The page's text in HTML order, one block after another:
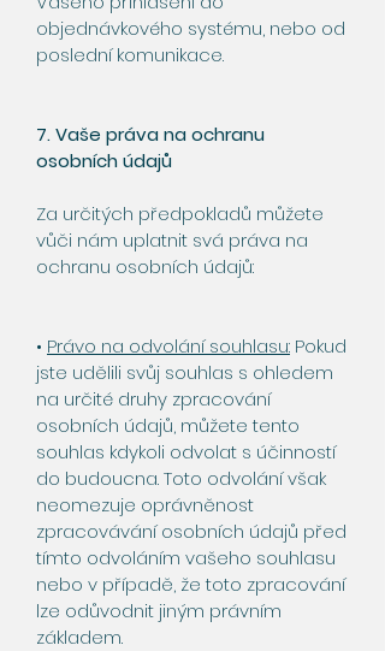
objednávkového systému, nebo od
poslední komunikace.
7. Vaše práva na ochranu
osobních údajů
Za určitých předpokladů můžete
vůči nám uplatnit svá práva na
ochranu osobních údajů:
• Právo na odvolání souhlasu: Pokud
jste udělili svůj souhlas s ohledem
na určité druhy zpracování
osobních údajů, můžete tento
souhlas kdykoli odvolat s účinností
do budoucna. Toto odvolání však
neomezuje oprávněnost
zpracovávání osobních údajů před
tímto odvoláním vašeho souhlasu
nebo v případě, že toto zpracování
lze odůvodnit jiným právním
základem.